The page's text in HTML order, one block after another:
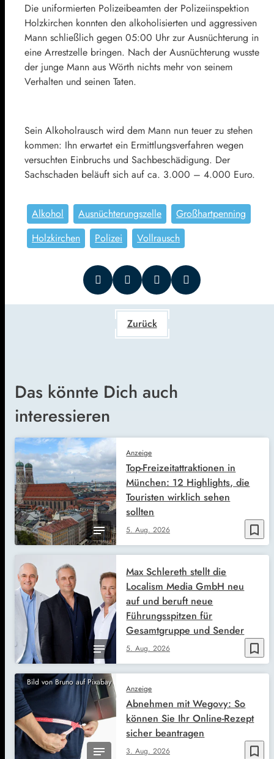
Die uniformierten Polizeibeamten der Polizeiinspektion
Holzkirchen konnten den alkoholisierten und aggressiven
Mann schließlich gegen 05:00 Uhr zur Ausnüchterung in
eine Arrestzelle bringen. Nach der Ausnüchterung wusste
der junge Mann aus Wörth nichts mehr von seinem
Verhalten und seinen Taten.
Sein Alkoholrausch wird dem Mann nun teuer zu stehen
kommen: Ihn erwartet ein Ermittlungsverfahren wegen
versuchten Einbruchs und Sachbeschädigung. Der
Sachschaden beläuft sich auf ca. 3.000 – 4.000 Euro.
Alkohol Ausnüchterungszelle
Großhartpenning
Holzkirchen
Polizei Vollrausch
Zurück
Das könnte Dich auch
interessieren
bookmark_border
Anzeige
5. Aug. 2026
Top-Freizeitattraktionen in
München: 12 Highlights, die
Touristen wirklich sehen
sollten
bookmark_border
5. Aug. 2026
Max Schlereth stellt die
Localism Media GmbH neu
auf und beruft neue
Führungsspitzen für
Gesamtgruppe und Sender
Bild von Bruno auf Pixabay
bookmark_border
Anzeige
3. Aug. 2026
Abnehmen mit Wegovy: So
können Sie Ihr Online-Rezept
sicher beantragen